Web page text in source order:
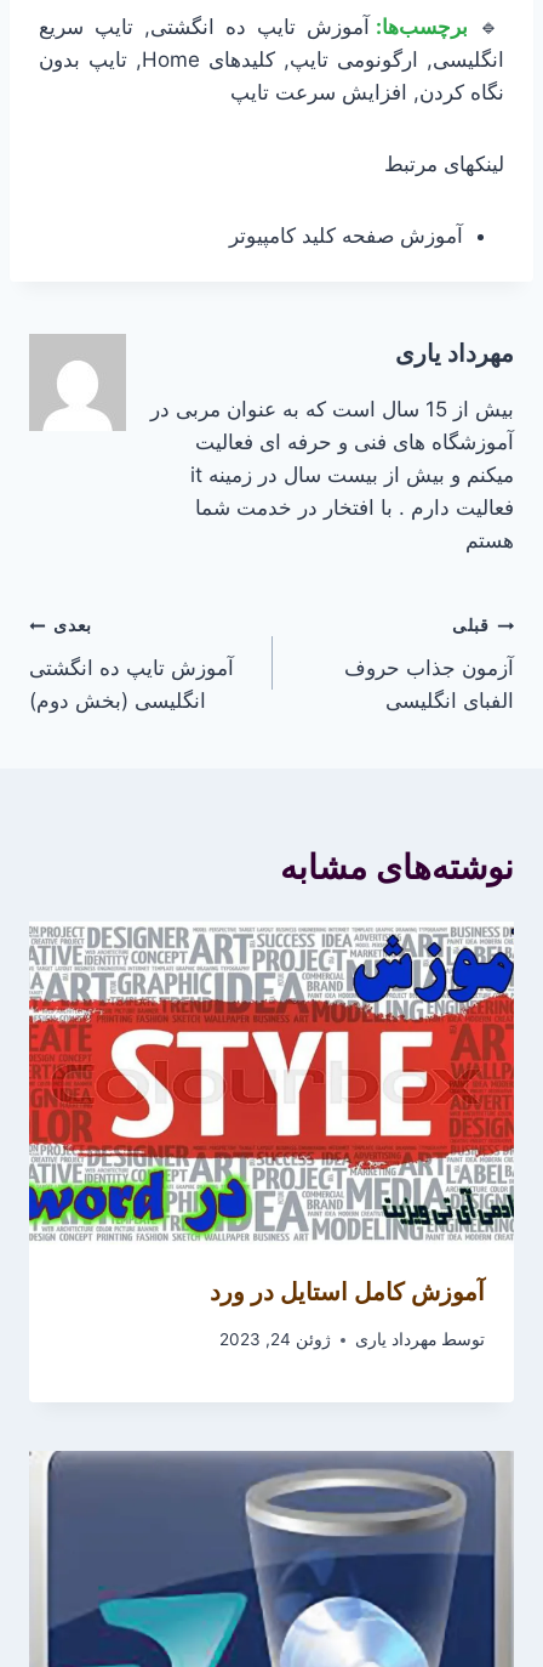
🔹 برچسب‌ها: آموزش تایپ ده انگشتی, تایپ سریع
انگلیسی, ارگونومی تایپ, کلیدهای Home, تایپ بدون
نگاه کردن, افزایش سرعت تایپ
لینکهای مرتبط
آموزش صفحه کلید کامپیوتر
مهرداد یاری
بیش از 15 سال است که به عنوان مربی در
آموزشگاه های فنی و حرفه ای فعالیت
میکنم و بیش از بیست سال در زمینه it
فعالیت دارم . با افتخار در خدمت شما
هستم
راهبری
نوشته
قبلی
آزمون جذاب حروف
الفبای انگلیسی
بعدی
آموزش تایپ ده انگشتی
انگلیسی (بخش دوم)
نوشته‌های مشابه
آموزش کامل استایل در ورد
توسط مهرداد یاری ژوئن 24, 2023